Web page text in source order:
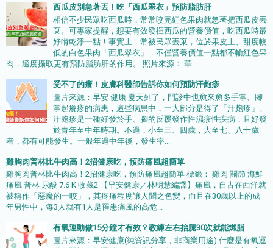
西瓜皮別急著丟！吃「西瓜翠衣」預防脂肪肝
相信不少民眾吃西瓜時，常常咬完紅色果肉就急著把西瓜皮丟
棄。可專家提醒，想要有效發揮西瓜的營養價值，吃西瓜時最
好啃乾淨一點！事實上，常被民眾丟棄，位於果皮上、甜度較
低的白色果肉「西瓜翠衣」，不僅營養價值一點都不輸紅色果
肉，適度攝取更有預防脂肪肝的作用。 照片來源： 華...
受不了的癢！皮膚科醫師告訴你如何預防汗皰疹
圖片來源：早安 健康 夏天到了，門診中也愈來愈多手掌、腳
掌起癢疹的病患，這些病患中，一大部分是得了「汗皰疹」。
汗皰疹是一種好發於手、腳的反覆發作性濕疹性疾病，且好發
於青年至中年時期。不過，小至三、四歲，大至七、八十歲
者，都有可能發生。一般年過中年後，發生率...
雞胸肉普林比牛肉高！2招健康吃，預防痛風超簡單
雞胸肉普林比牛肉高！2招健康吃，預防痛風超簡單 標籤： 雞肉 關節 海鮮
痛風 普林 尿酸 7.6 K 收藏2 【早安健康／林明慧編譯】痛風，自古在西洋就
被稱作「惡魔的一咬」，其疼痛程度讓人聞之色變，而且在30歲以上的成
年男性中，每3人就有1人是罹患痛風的高危...
有氧運動做15分鐘才有效？教練左右抬腿30次就能燃脂
圖片來源：早安健康(純資訊分享，非商業用途) 什麼是有氧運